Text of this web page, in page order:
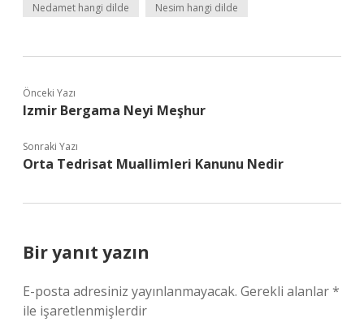
Nedamet hangi dilde Nesim hangi dilde
Önceki Yazı
Izmir Bergama Neyi Meşhur
Sonraki Yazı
Orta Tedrisat Muallimleri Kanunu Nedir
Bir yanıt yazın
E-posta adresiniz yayınlanmayacak. Gerekli alanlar*
ile işaretlenmişlerdir